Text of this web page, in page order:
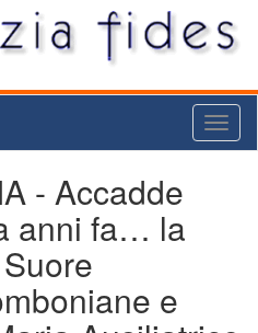
- Accadde
anni fa… la
e